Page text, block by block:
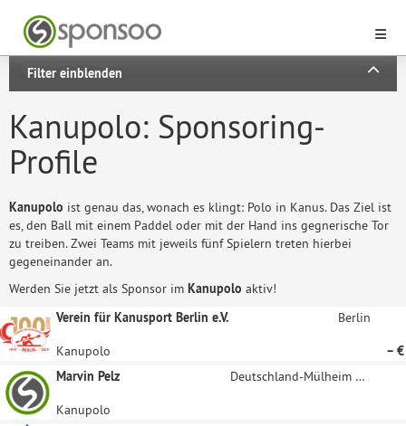
Filter einblenden
Kanupolo: Sponsoring-
Profile
Kanupolo ist genau das, wonach es klingt: Polo in Kanus. Das Ziel ist
es, den Ball mit einem Paddel oder mit der Hand ins gegnerische Tor
zu treiben. Zwei Teams mit jeweils fünf Spielern treten hierbei
gegeneinander an.
Werden Sie jetzt als Sponsor im Kanupolo aktiv!
Verein für Kanusport Berlin e.V.
Berlin
Kanupolo
– €
Marvin Pelz
Deutschland-Mülheim an der Ruhr
Kanupolo